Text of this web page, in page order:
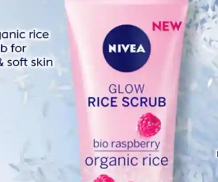
lebih tercemar berbanding Laut China Selatan, Ong
peningkatan sektor perindustrian di kawasan
utama pencemaran tersebut.
yang dikesan berisiko menghadapi pencemaran
Johor,Pelabuhan Klang dan
sumber makanan laut kerana sifat haiwan
bergerak ke tempat lain…secara tidak langsung, ia
tinggal.
logam berat berkenaan, sudah pasti ia turut